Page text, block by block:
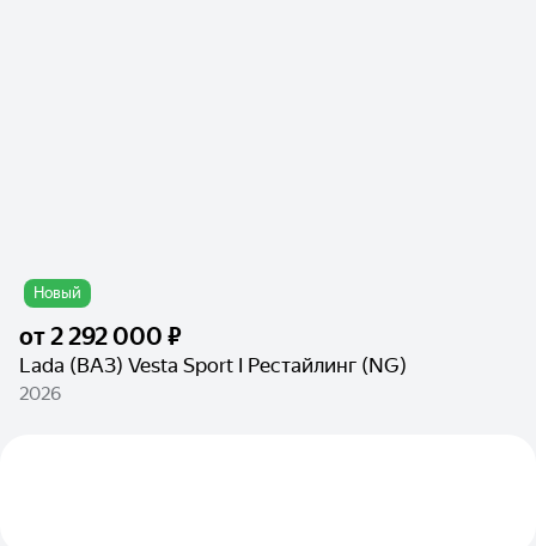
Новый
от2 292 000 ₽
Lada (ВАЗ) Vesta Sport I Рестайлинг (NG)
2026